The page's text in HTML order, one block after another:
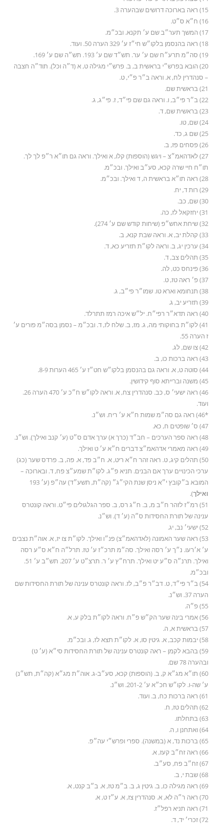
15) ראה בארוכה דרושים שבהערה 3.
16) ח״א ס״ט.
17) המשך תער״ב שם ע׳ תקנא. ובכ״מ.
18) ראה בהנסמן בלקו״ש חי״ז ע׳ 329 הערה 50. ועוד.
19) סה״מ תרע״ח שם ע׳ ער. תש״ד שם ע׳ 193. תש״ה שם ע׳ 169.
20) הובא בפרש״י בראשית ב, ב. פרש״י מגילה ט, א (ד״ה וכל). תוד״ה חצבה
– סנהדרין לח, א. וראה ב״ר פ״י, ט.
21) בראשית שם.
22) ב״ר פי״ב, ו. וראה גם שם פי״ד, ז. פי״ג, ג.
23) בראשית שם, ד.
24) שם, טו.
25) שם ג, כד.
26) פסחים פז, ב.
27) לאדהאמ״צ – ויגש (הוספות) קלו, א ואילך. וראה גם תו״א ר״פ לך לך.
תו״ח חיי שרה קכא, סע״ב ואילך. ובכ״מ.
28) ראה תו״א בראשית ה, ד ואילך. ובכ״מ.
29) רות ד, יח.
30) שם, כב.
31) יחזקאל לז, כה.
32) שיחת אחש״פ (שיחות קודש שם ע׳ 274).
33) קהלת יב, א. וראה שבת קנא, ב.
34) ערכין יג, ב. וראה לקו״ת תזריע כא, ד.
35) תהלים צב, ד.
36) פינחס כט, לה.
37) פ׳ ראה טז, ט.
38) תנחומא וארא טו. שמו״ר פי״ב, ג.
39) תזריע יב, ג.
40) ראה תדא״ר רפי״ח. יל״ש איכה רמז תתרלד.
41) לקו״ת בחוקותי מה, ג. מז, ב. שלח לז, ד. ובכ״מ – נסמן בסה״מ פורים ע׳
ז הערה 55.
42) צו שם, לג.
43) ראה ברכות כו, ב.
44) סוטה ט, א. וראה גם בהנסמן בלקו״ש חט״ז ע׳ 465 הערות 8-9.
45) משנה וברייתא סוף קידושין.
46) ראה ישעי׳ ס, כב. סנהדרין צח, א. וראה לקו״ש ח״כ ע׳ 470 הערה 26.
ועוד.
*46) ראה גם סה״מ שמות ח״א ע׳ ריח. וש״נ.
47) ס׳ שופטים ח, כא.
48) ראה ספר הערכים – חב״ד (כרך א) ערך אדם ס״ט (ע׳ קנב ואילך). וש״נ.
49) ראה מאמרי אדהאמ״צ דברים ח״א ע׳ ט ואילך.
50) תהלים קיג, ט. ראה זהר ח״א ריט, א. ח״ב פד, א. פה, ב. פרדס שער (כג)
ערכי הכינויים ערך אם הבנים. תניא פ״ג. לקו״ת שמע״צ פח, ד. ובארוכה –
המובא ב״קובץ י״א ניסן שנת הקי״ג״ (קה״ת, תשע״ד) עה״פ (ע׳ 193
ואילך).
51) רמ״ז לזהר ח״ב מ, ב. ח״ג רס, ב. ספר הגלגולים פי״ט. וראה קונטרס
ענינה של תורת החסידות ס״ה (ע׳ ד). וש״נ.
52) ישעי׳ נב, יג.
53) ראה שער האמונה (לאדהאמ״צ) פנ״ו ואילך. לקו״ת צו יז, א. אוה״ת נצבים
ע׳ א׳רעו. נ״ך ע׳ רסה ואילך. סה״מ תרכ״ז ע׳ טז. תרל״ה ח״א ס״ע רסה
ואילך. תרנ״ה ס״ע יט ואילך. תרח״ץ ע׳ ר. תרצ״ט ע׳ 207. תש״ב ע׳ 51.
ובכ״מ.
54) ב״ר פי״ד, ט. דב״ר פ״ב, לז. וראה קונטרס ענינה של תורת החסידות שם
הערה 37. וש״נ.
55) פ״ה.
56) אמרי בינה שער הק״ש פ״ח. וראה לקו״ת בלק ע, א.
57) בראשית א, ה.
58) יבמות קכב, א. גיטין סו, א. לקו״ת תצא לז, ג. ובכ״מ.
59) בהבא לקמן – ראה קונטרס ענינה של תורת החסידות סי״א (ע׳ ט)
ובהערה 78 שם.
60) תו״א מג״א ק, ב. (הוספות) קכא, סע״ב-ג. אוה״ת מג״א (קה״ת, תש״נ)
ע׳ שה-ו. לקו״ש חכ״א ע׳ 201-2. וש״נ.
61) ראה ברכות כח, ב. ועוד.
62) תהלים טז, ח.
63) בתחלתו.
64) ואתחנן ו, ה.
65) ברכות נד, א (במשנה). ספרי ופרש״י עה״פ.
66) ראה זח״ב קעז, א.
67) זח״ב פח, סע״ב.
68) שבת י, ב.
69) ראה מגילה כו, ב. גיטין ג, ב. ב״מ טז, א. ב״ב קנט, א.
70) ראה ר״ה לא, א. סנהדרין צז, א. ע״ז ט, א.
71) ראה תניא רפל״ז.
72) זכרי׳ יד, ד.